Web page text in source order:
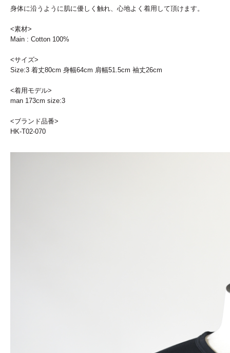
身体に沿うように肌に優しく触れ、心地よく着用して頂けます。
<素材>
Main : Cotton 100%
<サイズ>
Size:3 着丈80cm 身幅64cm 肩幅51.5cm 袖丈26cm
<着用モデル>
man 173cm size:3
<ブランド品番>
HK-T02-070